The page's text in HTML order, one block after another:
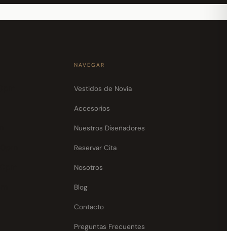
NAVEGAR
Vestidos de Novia
Accesorios
Nuestros Diseñadores
Reservar Cita
Nosotros
Blog
Contacto
Preguntas Frecuentes